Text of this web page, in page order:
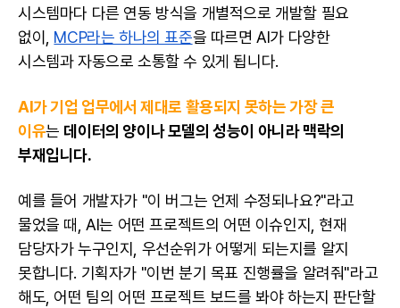
시스템마다 다른 연동 방식을 개별적으로 개발할 필요
없이, MCP라는 하나의 표준을 따르면 AI가 다양한
시스템과 자동으로 소통할 수 있게 됩니다.
AI가 기업 업무에서 제대로 활용되지 못하는 가장 큰
이유는 데이터의 양이나 모델의 성능이 아니라 맥락의
부재입니다.
예를 들어 개발자가 "이 버그는 언제 수정되나요?"라고
물었을 때, AI는 어떤 프로젝트의 어떤 이슈인지, 현재
담당자가 누구인지, 우선순위가 어떻게 되는지를 알지
못합니다. 기획자가 "이번 분기 목표 진행률을 알려줘"라고
해도, 어떤 팀의 어떤 프로젝트 보드를 봐야 하는지 판단할